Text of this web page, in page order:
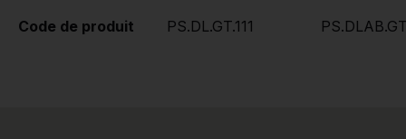
Code de produit PS.DL.GT.111